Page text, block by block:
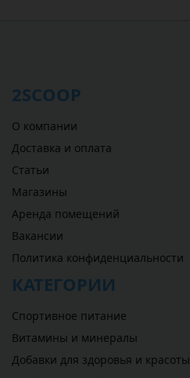
2SCOOP
О компании
Доставка и оплата
Статьи
Магазины
Аренда помещений
Вакансии
Политика конфиденциальности
КАТЕГОРИИ
Спортивное питание
Витамины и минералы
Добавки для здоровья и красоты